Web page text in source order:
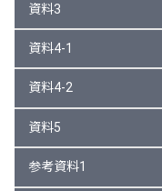
資料3
資料4-1
資料4-2
資料5
参考資料1